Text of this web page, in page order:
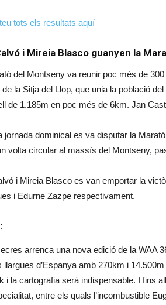
tots els resultats aquí
i Mireia Blasco guanyen la
del Montseny va reunir poc més de
la Sitja del Llop, que unia la població
de 1.185m en poc més de 6km. Jan
jornada dominical es va disputar la
volta circular al massís del Montseny,
i Mireia Blasco es van emportar la
i Edurne Zazpe respectivament.
arrenca una nova edició de la WAA
llargues d’Espanya amb 270km i
i la cartografia serà indispensable. I fins
entre els quals l’incombustible